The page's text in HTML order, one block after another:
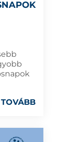
TOVÁBB